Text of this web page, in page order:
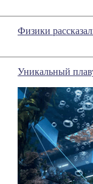
Физики
Уникальный